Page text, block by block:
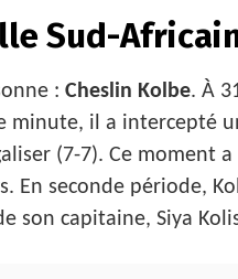
Sud-
: Cheslin Kolbe. À
il a intercepté
(7-7). Ce moment
En seconde période,
son capitaine, Siya